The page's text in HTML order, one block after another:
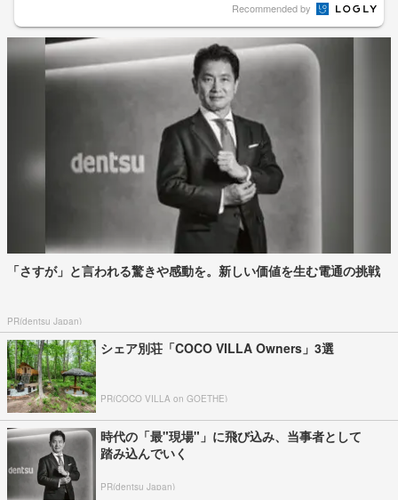
Recommended by
「さすが」と言われる驚きや感動を。新しい価値を生む電通の挑戦
PR(dentsu Japan)
シェア別荘「COCO VILLA Owners」3選
PR(COCO VILLA on GOETHE)
時代の「最"現場"」に飛び込み、当事者として
踏み込んでいく
PR(dentsu Japan)